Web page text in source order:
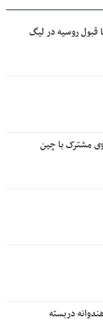
قبول روسیه در لیگ
مشترک با چین
دربسته